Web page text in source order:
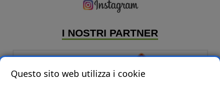
I NOSTRI PARTNER
Questo sito web utilizza i cookie